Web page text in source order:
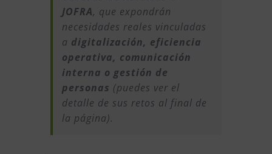
JOFRA, que expondrán
necesidades reales vinculadas
a digitalización, eficiencia
operativa, comunicación
interna o gestión de
personas (puedes ver el
detalle de sus retos al final de
la página).